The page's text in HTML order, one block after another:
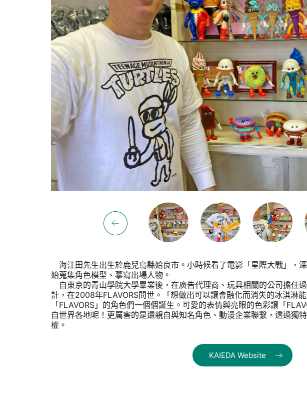
海江田先生出生於鹿兒島縣姶良市。小時候看了電影「星際大戰」，
始蒐集角色模型、摹寫出場人物。
自東京的青山學院大學畢業後，在廣告代理商、玩具相關的公司擔任
計，在2008年FLAVORS問世。「想做出可以讓會融化而消失的冰淇淋
「FLAVORS」的角色們一個個誕生。可愛的表情與亮眼的色彩讓「
自世界各地呢！更厲害的是還親自與知名角色、動漫企業聯繫，透過獨
權。
KAIEDA Website